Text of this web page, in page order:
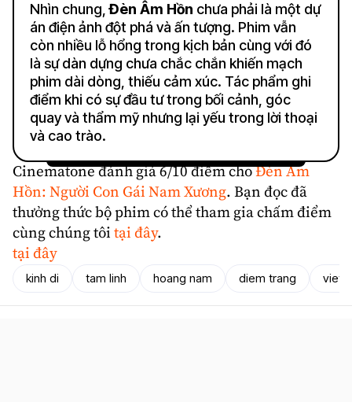
Nhìn chung,Đèn Âm Hồn chưa phải là một dự
án điện ảnh đột phá và ấn tượng. Phim vẫn
còn nhiều lỗ hổng trong kịch bản cùng với đó
là sự dàn dựng chưa chắc chắn khiến mạch
phim dài dòng, thiếu cảm xúc. Tác phẩm ghi
điểm khi có sự đầu tư trong bối cảnh, góc
quay và thẩm mỹ nhưng lại yếu trong lời thoại
và cao trào.
Cinematoneđánh giá6/10 điểm choĐèn Âm
Hồn: Người Con Gái Nam Xương. Bạn đọc đã
thưởng thức bộ phim có thể tham gia chấm điểm
cùng chúng tôi tại đây.
tại đây
kinh di tam linh hoang nam diem trang viet